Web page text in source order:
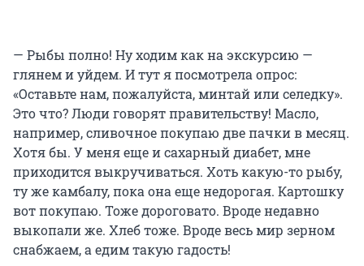
— Рыбы полно! Ну ходим как на экскурсию —
глянем и уйдем. И тут я посмотрела опрос:
«Оставьте нам, пожалуйста, минтай или селедку».
Это что? Люди говорят правительству! Масло,
например, сливочное покупаю две пачки в месяц.
Хотя бы. У меня еще и сахарный диабет, мне
приходится выкручиваться. Хоть какую-то рыбу,
ту же камбалу, пока она еще недорогая. Картошку
вот покупаю. Тоже дороговато. Вроде недавно
выкопали же. Хлеб тоже. Вроде весь мир зерном
снабжаем, а едим такую гадость!